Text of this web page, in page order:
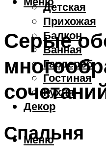
Детская
Прихожая
Балкон
Ванная
Гардероб
Гостиная
Кухня
Декор
Меню
Серые
Спальня